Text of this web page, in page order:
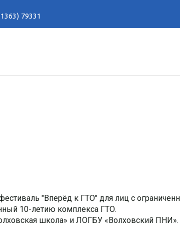
79331
"Вперёд к ГТО" для лиц с
10-летию комплекса ГТО.
школа» и ЛОГБУ «Волховский ПНИ».